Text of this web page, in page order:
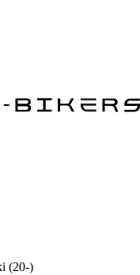
(20-)